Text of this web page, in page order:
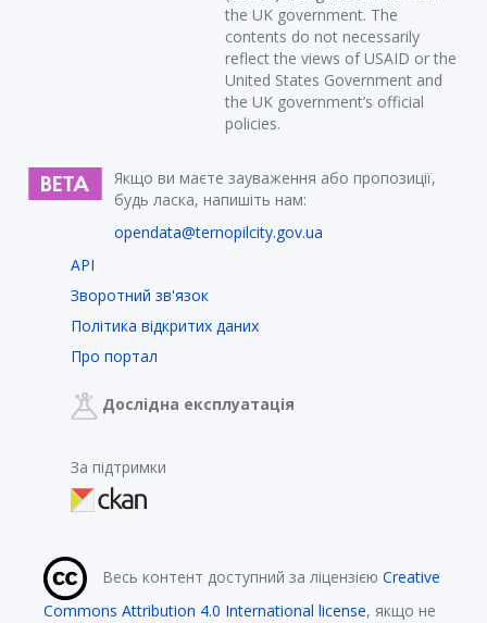
the UK government. The
contents do not necessarily
reflect the views of USAID or the
United States Government and
the UK government’s official
policies.
Якщо ви маєте зауваження або пропозиції,
будь ласка, напишіть нам:
opendata@ternopilcity.gov.ua
API
Зворотний зв'язок
Політика відкритих даних
Про портал
Дослідна експлуатація
За підтримки
Весь контент доступний за ліцензією Creative
Commons Attribution 4.0 International license, якщо не